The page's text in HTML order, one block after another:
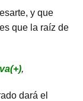
y que
que la raíz de
,
dará el